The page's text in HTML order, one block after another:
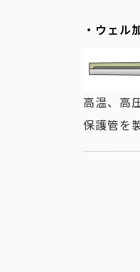
・ウェル
高温、高
保護管を